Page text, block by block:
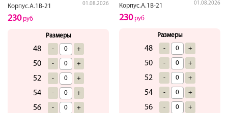
Корпус.А.1В-21
01.08.2026
230руб
Размеры
48 - +
50 - +
52 - +
54 - +
56 - +
Корпус.А.1В-21
01.08.2026
230руб
Размеры
48 - +
50 - +
52 - +
54 - +
56 - +